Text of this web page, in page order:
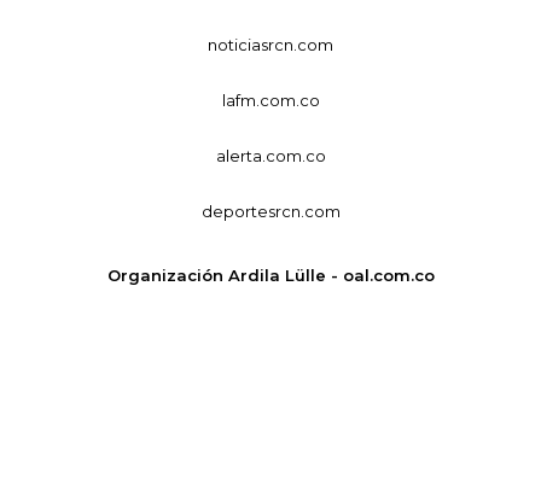
noticiasrcn.com
lafm.com.co
alerta.com.co
deportesrcn.com
Organización Ardila Lülle - oal.com.co